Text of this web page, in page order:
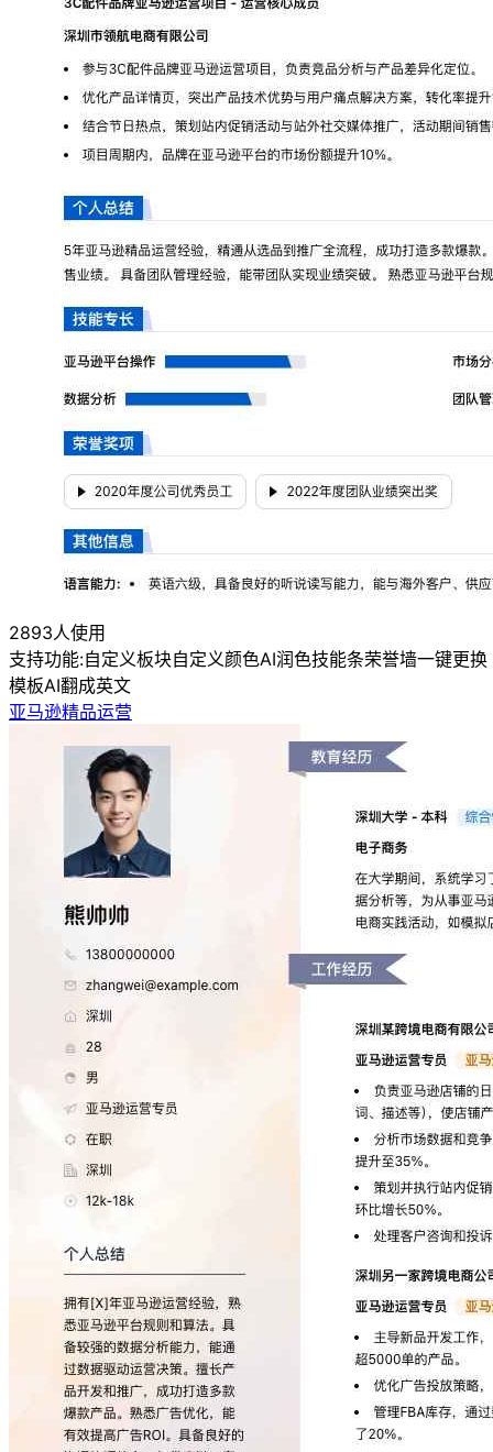
2893人使用
支持功能:自定义板块自定义颜色AI润色技能条荣誉墙一键更换
模板AI翻成英文
亚马逊精品运营